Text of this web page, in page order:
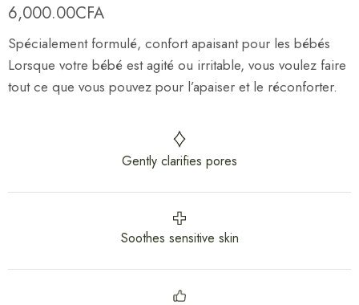
6,000.00CFA
Spécialement formulé, confort apaisant pour les bébés
Lorsque votre bébé est agité ou irritable, vous voulez faire
tout ce que vous pouvez pour l’apaiser et le réconforter.
Gently clarifies pores
Soothes sensitive skin